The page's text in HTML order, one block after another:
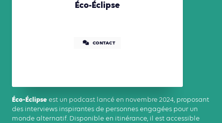
Éco-Éclipse
CONTACT
Éco-Éclipse est un podcast lancé en novembre 2024, proposant
des interviews inspirantes de personnes engagées pour un
monde alternatif. Disponible en itinérance, il est accessible